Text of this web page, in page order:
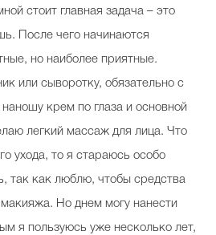
стоит главная задача – это
После чего начинаются
но наиболее приятные.
или сыворотку, обязательно с
крем по глаза и основной
легкий массаж для лица. Что
ухода, то я стараюсь особо
так как люблю, чтобы средства
Но днем могу нанести
я пользуюсь уже несколько лет,